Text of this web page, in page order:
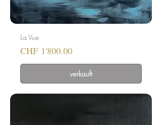
La Vue
Preis
CHF 1'800.00
verkauft